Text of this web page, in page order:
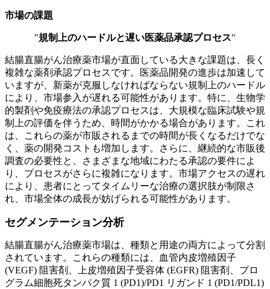
市場の課題
"規制上のハードルと遅い医薬品承認プロセス"
結腸直腸がん治療薬市場が直面している大きな課題は、長く
複雑な薬剤承認プロセスです。医薬品開発の進歩は加速して
いますが、新薬が克服しなければならない規制上のハードル
により、市場参入が遅れる可能性があります。特に、生物学
的製剤や免疫療法の承認プロセスは、大規模な臨床試験や規​​
制上の評価を伴うため、時間がかかる場合があります。これ
は、これらの薬が市販されるまでの時間が長くなるだけでな
く、薬の開発コストも増加します。さらに、継続的な市販後
調査の必要性と、さまざまな地域にわたる承認の要件によ
り、プロセスがさらに複雑になります。市場アクセスの遅れ
により、患者にとってタイムリーな治療の選択肢が制限さ
れ、市場全体の成長が妨げられる可能性があります。
セグメンテーション分析
結腸直腸がん治療薬市場は、種類と用途の両方によって分割
されています。これらの種類には、血管内皮増殖因子
(VEGF) 阻害剤、上皮増殖因子受容体 (EGFR) 阻害剤、プロ
グラム細胞死タンパク質 1 (PD1)/PD1 リガンド 1 (PD1/PDL1)